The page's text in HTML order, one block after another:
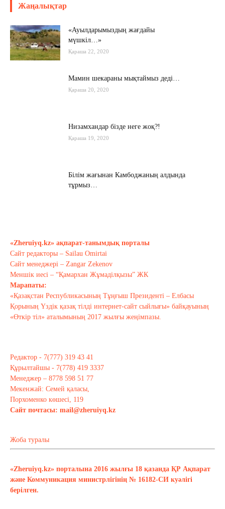
Жаңалықтар
«Ауылдарымыздың жағдайы
мүшкіл…»
Қараша 22, 2020
Мамин шекараны мықтаймыз деді…
Қараша 20, 2020
Низамхандар бізде неге жоқ?!
Қараша 19, 2020
Білім жағынан Камбоджаның алдында
тұрмыз…
Тағы оқу
«Zheruiyq.kz» ақпарат-танымдық порталы
Сайт редакторы – Sailau Omirtai
Сайт менеджері – Zangar Zekenov
Меншік иесі – “Қамархан Жұмаділқызы” ЖК
Марапаты:
«Қазақстан Республикасының Тұңғыш Президенті – Елбасы
Қорының Үздік қазақ тілді интернет-сайт сыйлығы» байқауының
«Өткір тіл» аталымының 2017 жылғы жеңімпазы.
Редактор - 7(777) 319 43 41
Құрылтайшы - 7(778) 419 3337
Менеджер – 8778 598 51 77
Мекенжай: Семей қаласы,
Порхоменко көшесі, 119
Сайт почтасы: mail@zheruiyq.kz
Жоба туралы
«Zheruiyq.kz» порталына 2016 жылғы 18 қазанда ҚР Ақпарат
және Коммуникация министрлігінің № 16182-СИ куәлігі
берілген.